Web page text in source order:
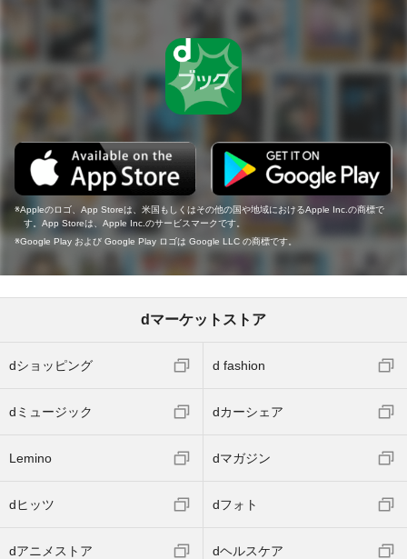
Appleのロゴ、App Storeは、米国もしくはその他の国や地域におけるApple Inc.の商標で
す。App Storeは、Apple Inc.のサービスマークです。
Google Play および Google Play ロゴは Google LLC の商標です。
dマーケットストア
dショッピング d fashion
dミュージック dカーシェア
Lemino dマガジン
dヒッツ dフォト
dアニメストア dヘルスケア